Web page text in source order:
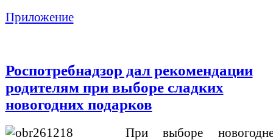
Приложение
Роспотребнадзор дал рекомендации
родителям при выборе сладких
новогодних подарков
При выборе